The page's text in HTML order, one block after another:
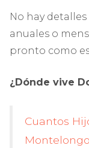
No hay
anuales o
pronto como
¿Dónde vive
Cuantos
Montelongo